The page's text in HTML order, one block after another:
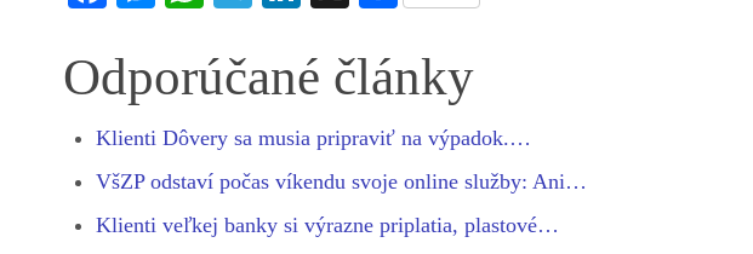
bo
ok
se
ng
er
ts
A
pp
gr
a
m
ed
In
re
Odporúčané články
Klienti Dôvery sa musia pripraviť na výpadok.…
VšZP odstaví počas víkendu svoje online služby: Ani…
Klienti veľkej banky si výrazne priplatia, plastové…